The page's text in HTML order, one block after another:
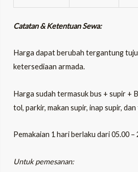
Catatan & Ketentuan Sewa:
Harga dapat berubah tergantung
ketersediaan armada.
Harga sudah termasuk bus + supir +
tol, parkir, makan supir, inap supir,
Pemakaian 1 hari berlaku dari 05.00 –
Untuk pemesanan: